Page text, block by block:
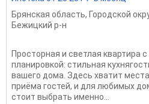
Брянская область, Городской
Бежицкий р-н
Просторная и светлая квартира
планировкой: стильная
вашего дома. Здесь хватит
приёма гостей, и для любимых
стоит выбрать именно...